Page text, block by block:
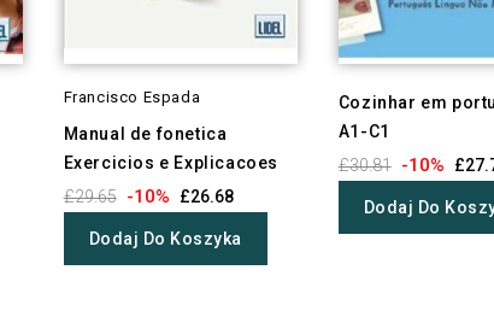
Francisco Espada
Manual de fonetica
Exercicios e Explicacoes
£29.65 -10% £26.68
Dodaj Do Koszyka
Cozinhar em
A1-C1
£30.81 -10%
Dodaj Do